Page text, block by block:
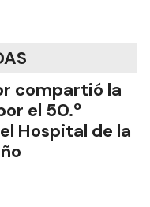
compartió la
el 50.º
Hospital de la